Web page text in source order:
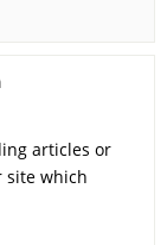
articles or
site which